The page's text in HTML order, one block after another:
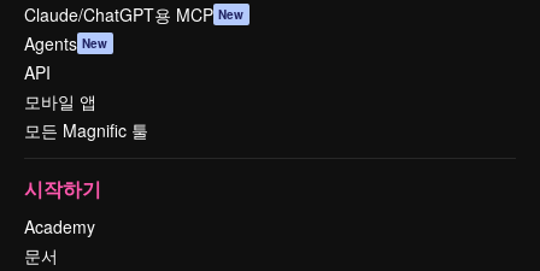
Claude/ChatGPT용 MCP New
Agents New
API
모바일 앱
모든 Magnific 툴
시작하기
Academy
문서